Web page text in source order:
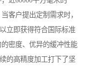
客户提出定制需求时，
立即获得符合国际标准
密度、优异的缓冲性能
的高精度加工打下了坚